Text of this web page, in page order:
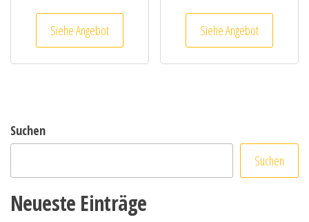
Siehe Angebot Siehe Angebot
Suchen
Suchen
Neueste Einträge